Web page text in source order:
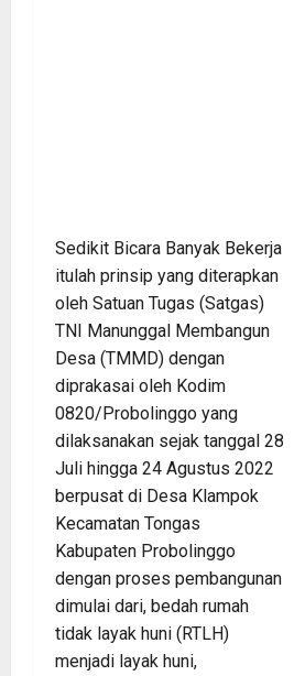
Sedikit Bicara Banyak Bekerja
itulah prinsip yang diterapkan
oleh Satuan Tugas (Satgas)
TNI Manunggal Membangun
Desa (TMMD) dengan
diprakasai oleh Kodim
0820/Probolinggo yang
dilaksanakan sejak tanggal 28
Juli hingga 24 Agustus 2022
berpusat di Desa Klampok
Kecamatan Tongas
Kabupaten Probolinggo
dengan proses pembangunan
dimulai dari, bedah rumah
tidak layak huni (RTLH)
menjadi layak huni,